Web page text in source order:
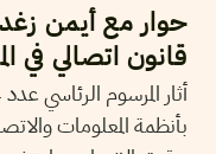
قانون اتصالي في
بأنظمة المعلومات